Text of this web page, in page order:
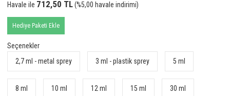
Havale ile 712,50 TL(%5,00 havale indirimi)
Hediye Paketi Ekle
Seçenekler
2,7 ml - metal sprey
3 ml - plastik sprey 5 ml
8 ml 10 ml 12 ml 15 ml 30 ml